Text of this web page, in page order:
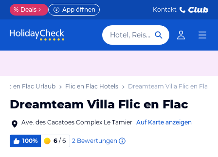
% Deals App öffnen Kontakt
Hotel, Reiseziel
Flic en Flac Urlaub Flic en Flac Hotels Dreamteam Villa Flic en Flac
Dreamteam Villa Flic en Flac
Ave. des Cacatoes Complex Le Tamier Auf Karte anzeigen
100% 6 / 6 2 Bewertungen